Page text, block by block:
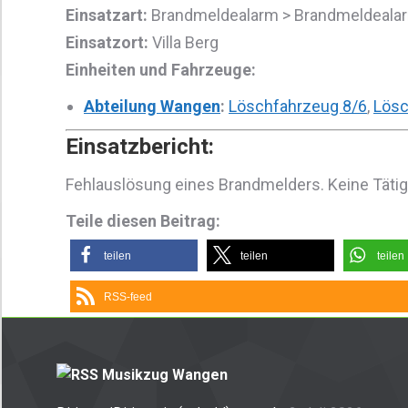
Einsatzart: Brandmeldealarm >
Einsatzort: Villa Berg
Einheiten und Fahrzeuge:
Abteilung Wangen: Löschfahrzeug 8/6,
Einsatzbericht:
Fehlauslösung eines Brandmelders. Keine
Teile diesen Beitrag:
teilen teilen teilen
RSS-feed
Musikzug Wangen